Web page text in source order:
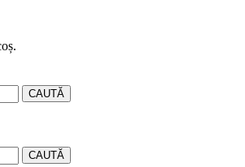
CAUTĂ
CAUTĂ